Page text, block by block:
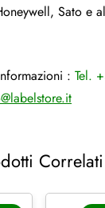
Sato e
: Tel.
Correlati